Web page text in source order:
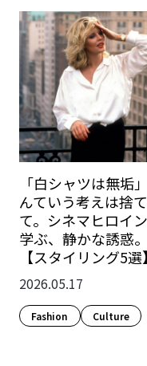
「白シャツは無垢
んていう考えは捨て
て。シネマヒロイ
学ぶ、静かな誘惑。
【スタイリング5選】
2026.05.17
Fashion​ Culture​